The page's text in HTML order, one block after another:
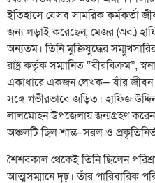
ইতিহাসে যেসব সামরিক কর্মকর্তা
জন্য লড়াই করেছেন, মেজর (অব.)
অন্যতম। তিনি মুক্তিযুদ্ধের
রাষ্ট্র কর্তৃক সম্মানিত “বীরবিক্রম”,
একাধারে একজন লেখক— যাঁর জীবন
সঙ্গে গভীরভাবে জড়িত। হাফিজ
লালমোহন উপজেলায় জন্মগ্রহণ
অঞ্চলটি ছিল শান্ত–সরল ও
শৈশবকাল থেকেই তিনি ছিলেন
আত্মসম্মানে দৃঢ়। তাঁর পারিবারিক